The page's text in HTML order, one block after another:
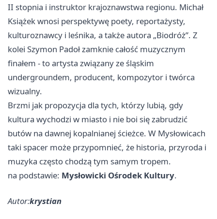
II stopnia i instruktor krajoznawstwa regionu. Michał
Książek wnosi perspektywę poety, reportażysty,
kulturoznawcy i leśnika, a także autora „Biodróż”. Z
kolei Szymon Padoł zamknie całość muzycznym
finałem - to artysta związany ze śląskim
undergroundem, producent, kompozytor i twórca
wizualny.
Brzmi jak propozycja dla tych, którzy lubią, gdy
kultura wychodzi w miasto i nie boi się zabrudzić
butów na dawnej kopalnianej ścieżce. W Mysłowicach
taki spacer może przypomnieć, że historia, przyroda i
muzyka często chodzą tym samym tropem.
na podstawie: Mysłowicki Ośrodek Kultury.
Autor:krystian